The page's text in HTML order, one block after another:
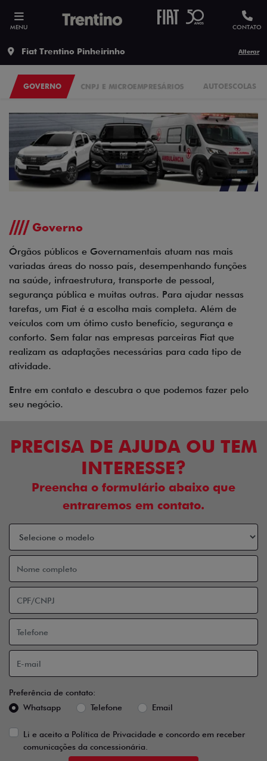
MENU CONTATO
Fiat Trentino Pinheirinho Alterar
CNPJ E MICROEMPRESÁRIOS AUTOESCOLAS
GOVERNO
Governo
Órgãos públicos e Governamentais atuam nas mais
variadas áreas do nosso país, desempenhando funções
na saúde, infraestrutura, transporte de pessoal,
segurança pública e muitas outras. Para ajudar nessas
tarefas, um Fiat é a escolha mais completa. Além de
veículos com um ótimo custo benefício, segurança e
conforto. Sem falar nas empresas parceiras Fiat que
realizam as adaptações necessárias para cada tipo de
atividade.
Entre em contato e descubra o que podemos fazer pelo
seu negócio.
PRECISA DE AJUDA OU TEM
INTERESSE?
Preencha o formulário abaixo que
entraremos em contato.
Preferência de contato:
Whatsapp
Telefone Email
Li e aceito a Política de Privacidade e concordo em receber
comunicações da concessionária.